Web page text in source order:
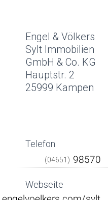
Engel & Völkers
Sylt Immobilien
GmbH & Co. KG
Hauptstr. 2
25999 Kampen
Telefon
(04651)
Webseite